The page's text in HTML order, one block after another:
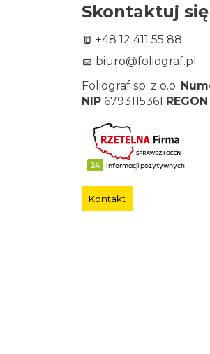
Skontaktuj się
+48 12 411 55 88
biuro@foliograf.pl
Foliograf sp. z o.o.
NIP 6793115361 REGON
Kontakt